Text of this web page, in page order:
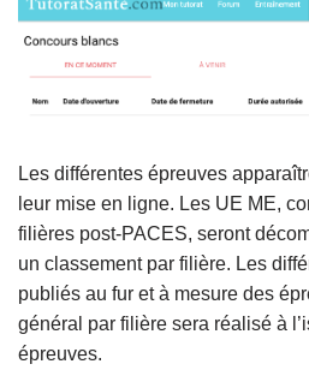
Les différentes épreuves
leur mise en ligne. Les UE ME,
filières post-PACES, seront
un classement par filière. Les
publiés au fur et à mesure des
général par filière sera réalisé à
épreuves.